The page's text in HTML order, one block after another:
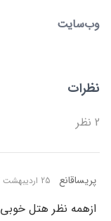
وب‌سایت
نظرات
2 نظر
پریساقانع 25 اردیبهشت 1402
ازهمه نظر هتل